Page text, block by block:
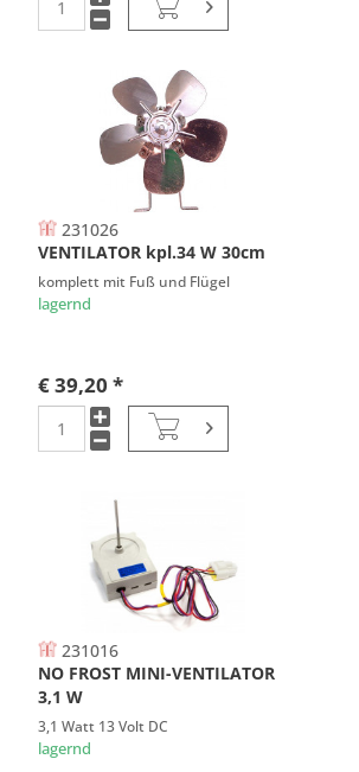
231026
VENTILATOR kpl.34 W 30cm
komplett mit Fuß und Flügel
lagernd
€ 39,20 *
231016
NO FROST MINI-VENTILATOR
3,1 W
3,1 Watt 13 Volt DC
lagernd